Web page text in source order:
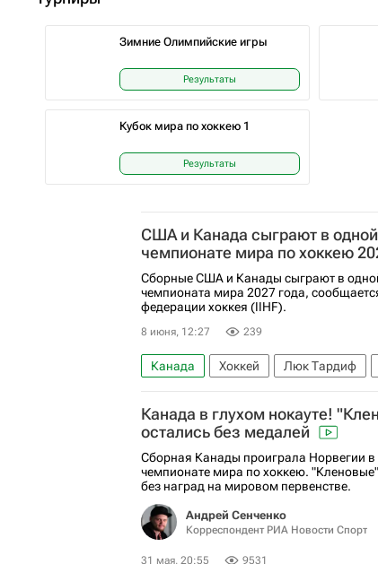
Зимние Олимпийские игры
Результаты
Кубок мира по хоккею 1
Результаты
США и Канада сыграют в одной
чемпионате мира по хоккею
Сборные США и Канады сыграют в
чемпионата мира 2027 года,
федерации хоккея (IIHF).
8 июня, 12:27 239
Канада Хоккей Люк Тардиф
Чемпионат мира по хоккею
США
Канада в глухом нокауте!
остались без медалей
Сборная Канады проиграла Норвегии в
чемпионате мира по хоккею.
без наград на мировом первенстве.
Андрей Сенченко
Корреспондент РИА Новости Спорт
31 мая, 20:55 9531